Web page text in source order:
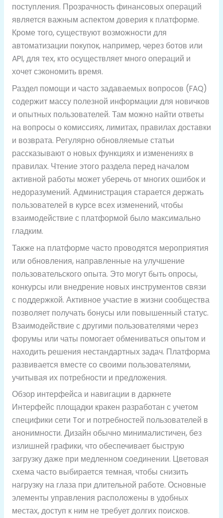
поступления. Прозрачность финансовых операций
является важным аспектом доверия к платформе.
Кроме того, существуют возможности для
автоматизации покупок, например, через ботов или
API, для тех, кто осуществляет много операций и
хочет сэкономить время.
Раздел помощи и часто задаваемых вопросов (FAQ)
содержит массу полезной информации для новичков
и опытных пользователей. Там можно найти ответы
на вопросы о комиссиях, лимитах, правилах доставки
и возврата. Регулярно обновляемые статьи
рассказывают о новых функциях и изменениях в
правилах. Чтение этого раздела перед началом
активной работы может уберечь от многих ошибок и
недоразумений. Администрация старается держать
пользователей в курсе всех изменений, чтобы
взаимодействие с платформой было максимально
гладким.
Также на платформе часто проводятся мероприятия
или обновления, направленные на улучшение
пользовательского опыта. Это могут быть опросы,
конкурсы или внедрение новых инструментов связи
с поддержкой. Активное участие в жизни сообщества
позволяет получать бонусы или повышенный статус.
Взаимодействие с другими пользователями через
форумы или чаты помогает обмениваться опытом и
находить решения нестандартных задач. Платформа
развивается вместе со своими пользователями,
учитывая их потребности и предложения.
Обзор интерфейса и навигации в даркнете
Интерфейс площадки кракен разработан с учетом
специфики сети Tor и потребностей пользователей в
анонимности. Дизайн обычно минималистичен, без
излишней графики, что обеспечивает быструю
загрузку даже при медленном соединении. Цветовая
схема часто выбирается темная, чтобы снизить
нагрузку на глаза при длительной работе. Основные
элементы управления расположены в удобных
местах, доступ к ним не требует долгих поисков.